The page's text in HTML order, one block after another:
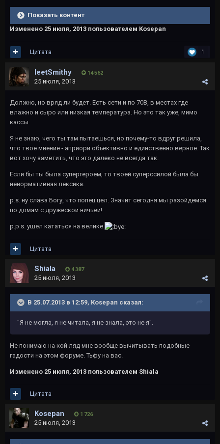
Показать контент
Изменено 25 июля, 2013 пользователем Kosepan
1
Цитата
leetSmithy 14 562
25 июля, 2013
Должно, но вряд ли будет. Есть сети и по 70В, в местах где
влажно и сыро или низкая температура. Но это так уже, мимо
кассы.
Я не знаю, чего ты там пытаешься, но почему-то вдруг решила,
что твое мнение - априори объективно и единственно верное. Так
вот хочу заметить, что это далеко не всегда так.
Если бы ты была супергероем, то твоей суперссилой была бы
ненормативная лексика.
p.s. ну слава Богу, что попец цел. Значит сегодня мы разойдемся
по домам с дружеской ничьей!
p.p.s. ушел кататься на велике
Цитата
Shiala 4 387
25 июля, 2013
В 25.07.2013 в 12:59, Kosepan сказал:
"Я не могла, я не читала, я не знала, это не я".
Не понимаю на кой ляд мне вообще вычитывать подобные
гадости на этом форуме. Тьфу на вас.
Изменено 25 июля, 2013 пользователем Shiala
Цитата
Kosepan 1 726
25 июля, 2013